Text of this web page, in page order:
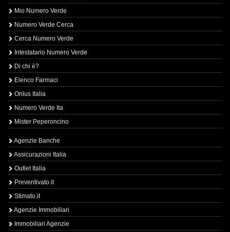
Mio Numero Verde
Numero Verde Cerca
Cerca Numero Verde
Intestatario Numero Verde
Di chi è?
Elenco Farmaci
Onlus Italia
Numero Verde Ita
Mister Peperoncino
Agenzie Banche
Assicurazioni Italia
Outlet Italia
Preventivato.it
Stimato.it
Agenzie Immobiliari
Immobiliari Agenzie